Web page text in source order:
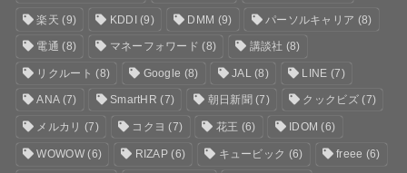
楽天 (9) KDDI(9) DMM (9) パーソルキャリア (8)
電通 (8) マネーフォワード (8) 講談社 (8)
リクルート (8) Google (8) JAL(8) LINE (7)
ANA(7) SmartHR (7) 朝日新聞 (7) クックビズ(7)
メルカリ (7) コクヨ (7) 花王 (6) IDOM (6)
WOWOW(6) RIZAP (6) キュービック (6) freee (6)